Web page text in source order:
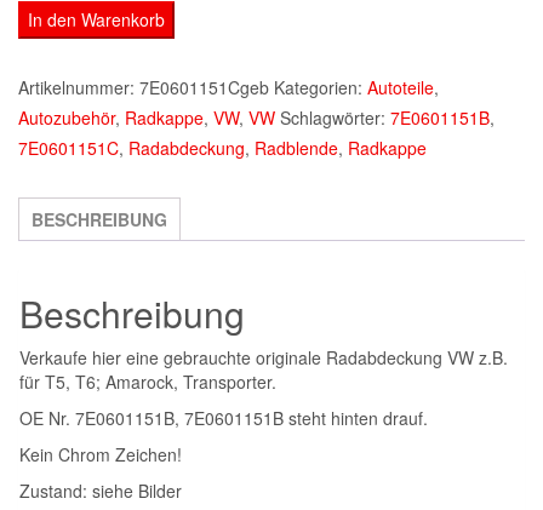
Radabdeckung
,
7E0601151C,
7E0601151B
Menge
In den Warenkorb
Artikelnummer: 7E0601151Cgeb Kategorien: Autoteile,
Autozubehör, Radkappe, VW, VW Schlagwörter: 7E0601151B,
7E0601151C, Radabdeckung, Radblende, Radkappe
BESCHREIBUNG
Beschreibung
Verkaufe hier eine gebrauchte originale Radabdeckung VW z.B.
für T5, T6; Amarock, Transporter.
OE Nr. 7E0601151B, 7E0601151B steht hinten drauf.
Kein Chrom Zeichen!
Zustand: siehe Bilder